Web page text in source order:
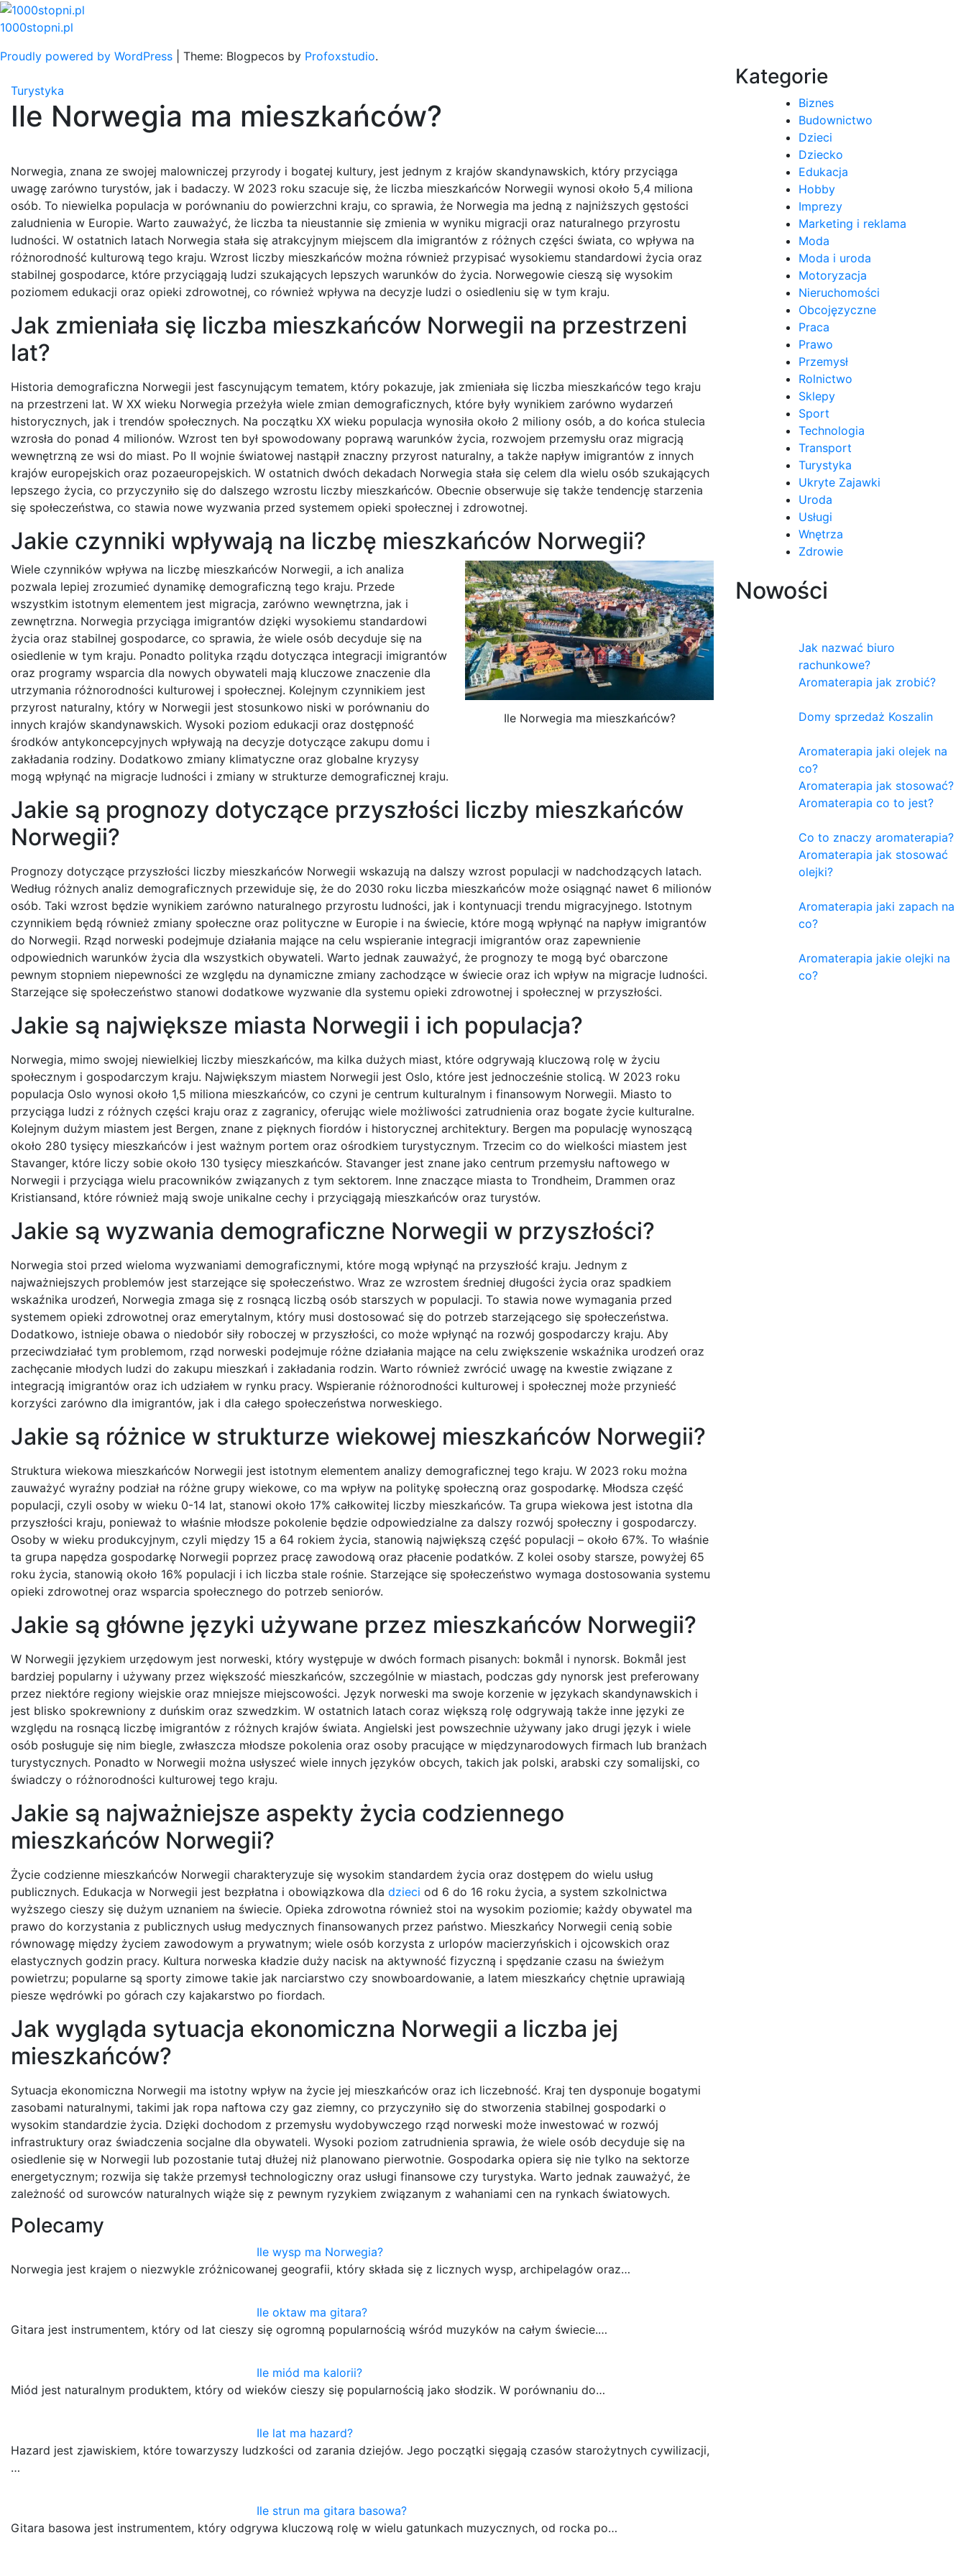
Skip
to
1000stopni.pl
Proudly powered by WordPress
Theme: Blogpecos by Profoxstudio.
Turystyka
Ile Norwegia ma mieszkańców?
Norwegia, znana ze swojej malowniczej przyrody i bogatej kultury, jest jednym z krajów skandynawskich, który przyciąga
uwagę zarówno turystów, jak i badaczy. W 2023 roku szacuje się, że liczba mieszkańców Norwegii wynosi około 5,4 miliona
osób. To niewielka populacja w porównaniu do powierzchni kraju, co sprawia, że Norwegia ma jedną z najniższych gęstości
zaludnienia w Europie. Warto zauważyć, że liczba ta nieustannie się zmienia w wyniku migracji oraz naturalnego przyrostu
ludności. W ostatnich latach Norwegia stała się atrakcyjnym miejscem dla imigrantów z różnych części świata, co wpływa na
różnorodność kulturową tego kraju. Wzrost liczby mieszkańców można również przypisać wysokiemu standardowi życia oraz
stabilnej gospodarce, które przyciągają ludzi szukających lepszych warunków do życia. Norwegowie cieszą się wysokim
poziomem edukacji oraz opieki zdrowotnej, co również wpływa na decyzje ludzi o osiedleniu się w tym kraju.
Jak zmieniała się liczba mieszkańców Norwegii na przestrzeni
lat?
Historia demograficzna Norwegii jest fascynującym tematem, który pokazuje, jak zmieniała się liczba mieszkańców tego kraju
na przestrzeni lat. W XX wieku Norwegia przeżyła wiele zmian demograficznych, które były wynikiem zarówno wydarzeń
historycznych, jak i trendów społecznych. Na początku XX wieku populacja wynosiła około 2 miliony osób, a do końca stulecia
wzrosła do ponad 4 milionów. Wzrost ten był spowodowany poprawą warunków życia, rozwojem przemysłu oraz migracją
wewnętrzną ze wsi do miast. Po II wojnie światowej nastąpił znaczny przyrost naturalny, a także napływ imigrantów z innych
krajów europejskich oraz pozaeuropejskich. W ostatnich dwóch dekadach Norwegia stała się celem dla wielu osób szukających
lepszego życia, co przyczyniło się do dalszego wzrostu liczby mieszkańców. Obecnie obserwuje się także tendencję starzenia
się społeczeństwa, co stawia nowe wyzwania przed systemem opieki społecznej i zdrowotnej.
Jakie czynniki wpływają na liczbę mieszkańców Norwegii?
Ile Norwegia ma mieszkańców?
Wiele czynników wpływa na liczbę mieszkańców Norwegii, a ich analiza
pozwala lepiej zrozumieć dynamikę demograficzną tego kraju. Przede
wszystkim istotnym elementem jest migracja, zarówno wewnętrzna, jak i
zewnętrzna. Norwegia przyciąga imigrantów dzięki wysokiemu standardowi
życia oraz stabilnej gospodarce, co sprawia, że wiele osób decyduje się na
osiedlenie w tym kraju. Ponadto polityka rządu dotycząca integracji imigrantów
oraz programy wsparcia dla nowych obywateli mają kluczowe znaczenie dla
utrzymania różnorodności kulturowej i społecznej. Kolejnym czynnikiem jest
przyrost naturalny, który w Norwegii jest stosunkowo niski w porównaniu do
innych krajów skandynawskich. Wysoki poziom edukacji oraz dostępność
środków antykoncepcyjnych wpływają na decyzje dotyczące zakupu domu i
zakładania rodziny. Dodatkowo zmiany klimatyczne oraz globalne kryzysy
mogą wpłynąć na migracje ludności i zmiany w strukturze demograficznej kraju.
Jakie są prognozy dotyczące przyszłości liczby mieszkańców
Norwegii?
Prognozy dotyczące przyszłości liczby mieszkańców Norwegii wskazują na dalszy wzrost populacji w nadchodzących latach.
Według różnych analiz demograficznych przewiduje się, że do 2030 roku liczba mieszkańców może osiągnąć nawet 6 milionów
osób. Taki wzrost będzie wynikiem zarówno naturalnego przyrostu ludności, jak i kontynuacji trendu migracyjnego. Istotnym
czynnikiem będą również zmiany społeczne oraz polityczne w Europie i na świecie, które mogą wpłynąć na napływ imigrantów
do Norwegii. Rząd norweski podejmuje działania mające na celu wspieranie integracji imigrantów oraz zapewnienie
odpowiednich warunków życia dla wszystkich obywateli. Warto jednak zauważyć, że prognozy te mogą być obarczone
pewnym stopniem niepewności ze względu na dynamiczne zmiany zachodzące w świecie oraz ich wpływ na migracje ludności.
Starzejące się społeczeństwo stanowi dodatkowe wyzwanie dla systemu opieki zdrowotnej i społecznej w przyszłości.
Jakie są największe miasta Norwegii i ich populacja?
Norwegia, mimo swojej niewielkiej liczby mieszkańców, ma kilka dużych miast, które odgrywają kluczową rolę w życiu
społecznym i gospodarczym kraju. Największym miastem Norwegii jest Oslo, które jest jednocześnie stolicą. W 2023 roku
populacja Oslo wynosi około 1,5 miliona mieszkańców, co czyni je centrum kulturalnym i finansowym Norwegii. Miasto to
przyciąga ludzi z różnych części kraju oraz z zagranicy, oferując wiele możliwości zatrudnienia oraz bogate życie kulturalne.
Kolejnym dużym miastem jest Bergen, znane z pięknych fiordów i historycznej architektury. Bergen ma populację wynoszącą
około 280 tysięcy mieszkańców i jest ważnym portem oraz ośrodkiem turystycznym. Trzecim co do wielkości miastem jest
Stavanger, które liczy sobie około 130 tysięcy mieszkańców. Stavanger jest znane jako centrum przemysłu naftowego w
Norwegii i przyciąga wielu pracowników związanych z tym sektorem. Inne znaczące miasta to Trondheim, Drammen oraz
Kristiansand, które również mają swoje unikalne cechy i przyciągają mieszkańców oraz turystów.
Jakie są wyzwania demograficzne Norwegii w przyszłości?
Norwegia stoi przed wieloma wyzwaniami demograficznymi, które mogą wpłynąć na przyszłość kraju. Jednym z
najważniejszych problemów jest starzejące się społeczeństwo. Wraz ze wzrostem średniej długości życia oraz spadkiem
wskaźnika urodzeń, Norwegia zmaga się z rosnącą liczbą osób starszych w populacji. To stawia nowe wymagania przed
systemem opieki zdrowotnej oraz emerytalnym, który musi dostosować się do potrzeb starzejącego się społeczeństwa.
Dodatkowo, istnieje obawa o niedobór siły roboczej w przyszłości, co może wpłynąć na rozwój gospodarczy kraju. Aby
przeciwdziałać tym problemom, rząd norweski podejmuje różne działania mające na celu zwiększenie wskaźnika urodzeń oraz
zachęcanie młodych ludzi do zakupu mieszkań i zakładania rodzin. Warto również zwrócić uwagę na kwestie związane z
integracją imigrantów oraz ich udziałem w rynku pracy. Wspieranie różnorodności kulturowej i społecznej może przynieść
korzyści zarówno dla imigrantów, jak i dla całego społeczeństwa norweskiego.
Jakie są różnice w strukturze wiekowej mieszkańców Norwegii?
Struktura wiekowa mieszkańców Norwegii jest istotnym elementem analizy demograficznej tego kraju. W 2023 roku można
zauważyć wyraźny podział na różne grupy wiekowe, co ma wpływ na politykę społeczną oraz gospodarkę. Młodsza część
populacji, czyli osoby w wieku 0-14 lat, stanowi około 17% całkowitej liczby mieszkańców. Ta grupa wiekowa jest istotna dla
przyszłości kraju, ponieważ to właśnie młodsze pokolenie będzie odpowiedzialne za dalszy rozwój społeczny i gospodarczy.
Osoby w wieku produkcyjnym, czyli między 15 a 64 rokiem życia, stanowią największą część populacji – około 67%. To właśnie
ta grupa napędza gospodarkę Norwegii poprzez pracę zawodową oraz płacenie podatków. Z kolei osoby starsze, powyżej 65
roku życia, stanowią około 16% populacji i ich liczba stale rośnie. Starzejące się społeczeństwo wymaga dostosowania systemu
opieki zdrowotnej oraz wsparcia społecznego do potrzeb seniorów.
Jakie są główne języki używane przez mieszkańców Norwegii?
W Norwegii językiem urzędowym jest norweski, który występuje w dwóch formach pisanych: bokmål i nynorsk. Bokmål jest
bardziej popularny i używany przez większość mieszkańców, szczególnie w miastach, podczas gdy nynorsk jest preferowany
przez niektóre regiony wiejskie oraz mniejsze miejscowości. Język norweski ma swoje korzenie w językach skandynawskich i
jest blisko spokrewniony z duńskim oraz szwedzkim. W ostatnich latach coraz większą rolę odgrywają także inne języki ze
względu na rosnącą liczbę imigrantów z różnych krajów świata. Angielski jest powszechnie używany jako drugi język i wiele
osób posługuje się nim biegle, zwłaszcza młodsze pokolenia oraz osoby pracujące w międzynarodowych firmach lub branżach
turystycznych. Ponadto w Norwegii można usłyszeć wiele innych języków obcych, takich jak polski, arabski czy somalijski, co
świadczy o różnorodności kulturowej tego kraju.
Jakie są najważniejsze aspekty życia codziennego
mieszkańców Norwegii?
Życie codzienne mieszkańców Norwegii charakteryzuje się wysokim standardem życia oraz dostępem do wielu usług
publicznych. Edukacja w Norwegii jest bezpłatna i obowiązkowa dla dzieci od 6 do 16 roku życia, a system szkolnictwa
wyższego cieszy się dużym uznaniem na świecie. Opieka zdrowotna również stoi na wysokim poziomie; każdy obywatel ma
prawo do korzystania z publicznych usług medycznych finansowanych przez państwo. Mieszkańcy Norwegii cenią sobie
równowagę między życiem zawodowym a prywatnym; wiele osób korzysta z urlopów macierzyńskich i ojcowskich oraz
elastycznych godzin pracy. Kultura norweska kładzie duży nacisk na aktywność fizyczną i spędzanie czasu na świeżym
powietrzu; popularne są sporty zimowe takie jak narciarstwo czy snowboardowanie, a latem mieszkańcy chętnie uprawiają
piesze wędrówki po górach czy kajakarstwo po fiordach.
Jak wygląda sytuacja ekonomiczna Norwegii a liczba jej
mieszkańców?
Sytuacja ekonomiczna Norwegii ma istotny wpływ na życie jej mieszkańców oraz ich liczebność. Kraj ten dysponuje bogatymi
zasobami naturalnymi, takimi jak ropa naftowa czy gaz ziemny, co przyczyniło się do stworzenia stabilnej gospodarki o
wysokim standardzie życia. Dzięki dochodom z przemysłu wydobywczego rząd norweski może inwestować w rozwój
infrastruktury oraz świadczenia socjalne dla obywateli. Wysoki poziom zatrudnienia sprawia, że wiele osób decyduje się na
osiedlenie się w Norwegii lub pozostanie tutaj dłużej niż planowano pierwotnie. Gospodarka opiera się nie tylko na sektorze
energetycznym; rozwija się także przemysł technologiczny oraz usługi finansowe czy turystyka. Warto jednak zauważyć, że
zależność od surowców naturalnych wiąże się z pewnym ryzykiem związanym z wahaniami cen na rynkach światowych.
Polecamy
Ile wysp ma Norwegia?
Norwegia jest krajem o niezwykle zróżnicowanej geografii, który składa się z licznych wysp, archipelagów oraz…
Ile oktaw ma gitara?
Gitara jest instrumentem, który od lat cieszy się ogromną popularnością wśród muzyków na całym świecie.…
Ile miód ma kalorii?
Miód jest naturalnym produktem, który od wieków cieszy się popularnością jako słodzik. W porównaniu do…
Ile lat ma hazard?
Hazard jest zjawiskiem, które towarzyszy ludzkości od zarania dziejów. Jego początki sięgają czasów starożytnych cywilizacji,
…
Ile strun ma gitara basowa?
Gitara basowa jest instrumentem, który odgrywa kluczową rolę w wielu gatunkach muzycznych, od rocka po…
Kategorie
Biznes
Budownictwo
Dzieci
Dziecko
Edukacja
Hobby
Imprezy
Marketing i reklama
Moda
Moda i uroda
Motoryzacja
Nieruchomości
Obcojęzyczne
Praca
Prawo
Przemysł
Rolnictwo
Sklepy
Sport
Technologia
Transport
Turystyka
Ukryte Zajawki
Uroda
Usługi
Wnętrza
Zdrowie
Nowości
Jak nazwać biuro
rachunkowe?
Aromaterapia jak zrobić?
Domy sprzedaż Koszalin
Aromaterapia jaki olejek na
co?
Aromaterapia jak stosować?
Aromaterapia co to jest?
Co to znaczy aromaterapia?
Aromaterapia jak stosować
olejki?
Aromaterapia jaki zapach na
co?
Aromaterapia jakie olejki na
co?